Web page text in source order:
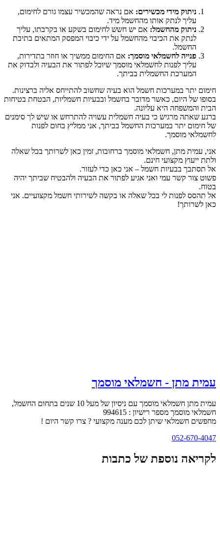
ניתוק מידי מכשירים: אם נראה שהמכשיר עצמו גורם לחימום,
עליך לנתק אותו מהחשמל מיד.
ניתוק מהחשמל: אם יש חשש לחימום בשקע או בקרבתו, עליך
לנתק את הכיבוי מהחשמל על ידי כיבוי המפסק המתאים בתיבת
החשמל.
פנייה לחשמלאי מוסמך: אם החימום ממשיך או חוזר בתדירות,
עליך לפנות לחשמלאי מוסמך שיוכל לפתור את הבעיה ולבדוק את
המערכת החשמלית בביתך.
חימום יתר במערכות חשמל הוא בעיה שחשוב להתייחס אליה ברצינות.
בסופו של היום, כאשר מדובר בחשמל ובבעיות חשמליות, הבטחת בטיחות
הבית והמשפחה היא עליונה.
ברגע שאתה מרגיש כי בעיה חשמלית עשויה להתרחש או שיש לך סימנים
של חימום יתר במערכות החשמל בביתך, אני ממליץ בחום לפנות
לחשמלאי מוסמך.
אני, עמית מתן, חשמלאי מוסמך ברחובות, זמין כאן לשרותך בכל שאלה
ולתת ייעוץ מקצועי חינם.
אל תסתבך בבעיות חשמל – אני כאן כדי לעזור.
פשוט צור קשר עמי ואני אגיע לפתור את הבעיה ולהבטיח שביתך יהיה
בטוח.
אל תהסס לפנות לי בכל שאלה או בקשה לשירותי חשמל מקצועיים. אני
כאן לשרותך!
עמית מתן - חשמלאי מוסמך
עמית מתן חשמלאי מוסמך עם ניסיון של מעל 10 שנים בתחום החשמל,
חשמלאי מוסמך מספר רישיון : 994615
מחפשים חשמלאי שיתן לכם מענה מקצועי ? צרו קשר היום !
052-670-4047
לקריאה נוספת של כתבות